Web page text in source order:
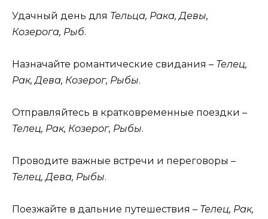
Удачный день для Тельца, Рака, Девы,
Козерога, Рыб.
Назначайте романтические свидания – Телец,
Рак, Дева, Козерог, Рыбы.
Отправляйтесь в кратковременные поездки –
Телец, Рак, Козерог, Рыбы.
Проводите важные встречи и переговоры –
Телец, Дева, Рыбы.
Поезжайте в дальние путешествия – Телец, Рак,